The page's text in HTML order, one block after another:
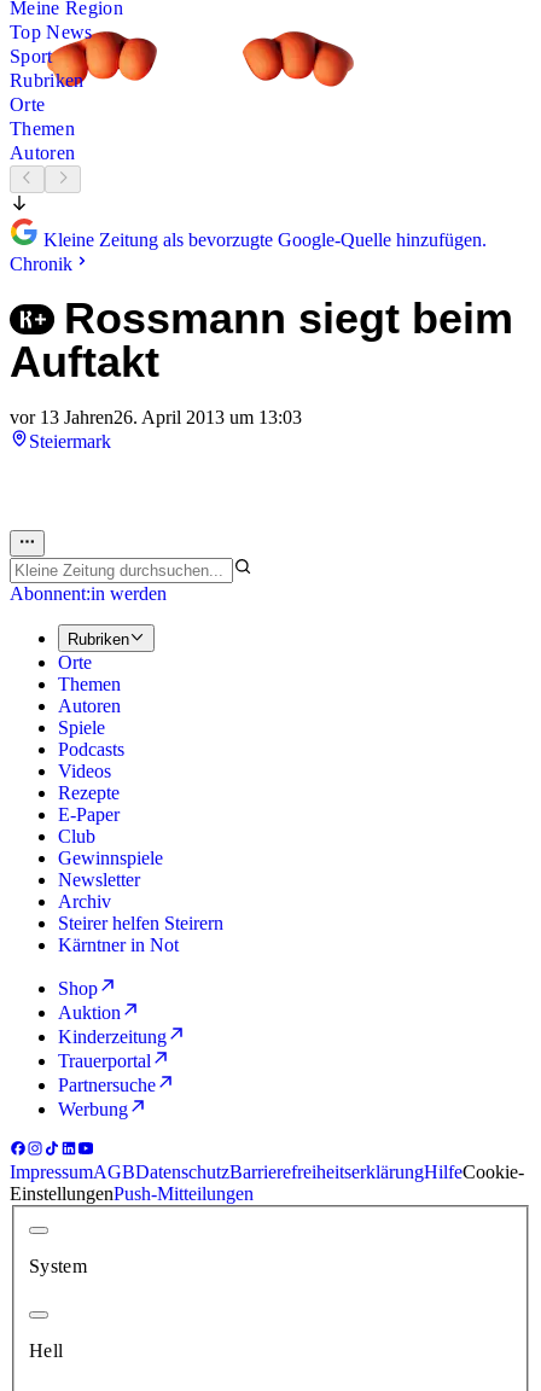
Meine Region
Top News
Sport
Rubriken
Orte
Themen
Autoren
Kleine Zeitung als bevorzugte Google-Quelle hinzufügen.
Chronik
Rossmann siegt beim
Auftakt
vor 13 Jahren26. April 2013 um 13:03
Steiermark
Abonnent:in werden
Rubriken
Orte
Themen
Autoren
Spiele
Podcasts
Videos
Rezepte
E-Paper
Club
Gewinnspiele
Newsletter
Archiv
Steirer helfen Steirern
Kärntner in Not
Shop
Auktion
Kinderzeitung
Trauerportal
Partnersuche
Werbung
ImpressumAGBDatenschutzBarrierefreiheitserklärungHilfeCookie-
EinstellungenPush-Mitteilungen
System
Hell